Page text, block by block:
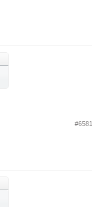
#6581